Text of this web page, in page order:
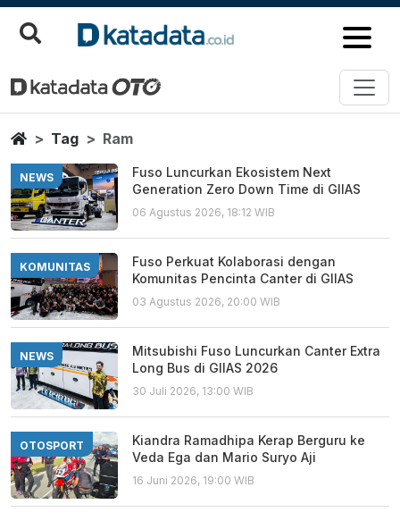
Ram
Berita Terbaru
HomeTag Ram
NEWS
Fuso Luncurkan Ekosistem Next
Generation Zero Down Time di GIIAS
06 Agustus 2026, 18:12 WIB
KOMUNITAS
Fuso Perkuat Kolaborasi dengan
Komunitas Pencinta Canter di GIIAS
03 Agustus 2026, 20:00 WIB
NEWS
Mitsubishi Fuso Luncurkan Canter Extra
Long Bus di GIIAS 2026
30 Juli 2026, 13:00 WIB
OTOSPORT
Kiandra Ramadhipa Kerap Berguru ke
Veda Ega dan Mario Suryo Aji
16 Juni 2026, 19:00 WIB